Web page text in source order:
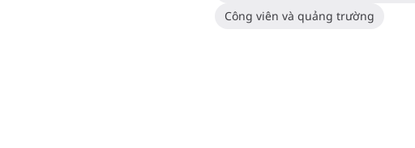
Công viên và quảng trường